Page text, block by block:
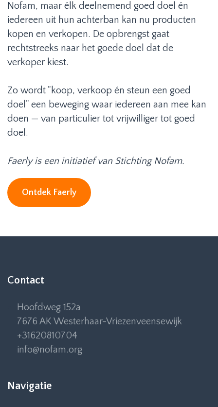
Nofam, maar élk deelnemend goed doel én
iedereen uit hun achterban kan nu producten
kopen en verkopen. De opbrengst gaat
rechtstreeks naar het goede doel dat de
verkoper kiest.
Zo wordt "koop, verkoop én steun een goed
doel" een beweging waar iedereen aan mee kan
doen — van particulier tot vrijwilliger tot goed
doel.
Faerly is een initiatief van Stichting Nofam.
Ontdek Faerly
Contact
Hoofdweg 152a
7676 AK Westerhaar-Vriezenveensewijk
+31620810704
info@nofam.org
Navigatie